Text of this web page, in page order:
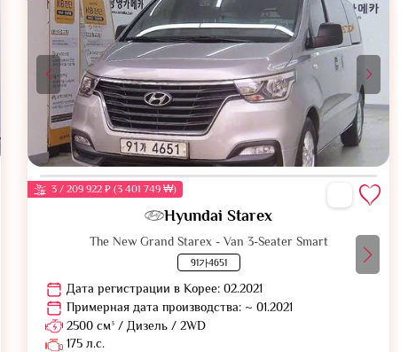
3 / 209 922 ₽ (3 401 749 ₩)
Hyundai Starex
The New Grand Starex - Van 3-Seater Smart
91가4651
Дата регистрации в Корее: 02.2021
Примерная дата производства: ~ 01.2021
2500 см³ / Дизель / 2WD
175 л.с.